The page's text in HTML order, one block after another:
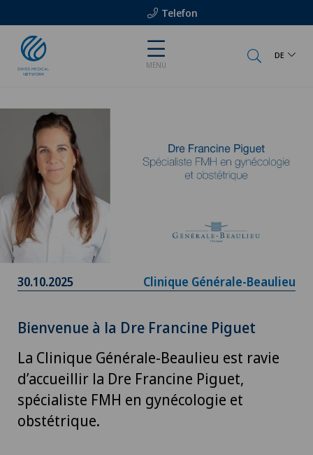
Telefon
MENU
DE
30.10.2025 Clinique Générale-Beaulieu
Bienvenue à la Dre Francine Piguet
La Clinique Générale-Beaulieu est ravie
d’accueillir la Dre Francine Piguet,
spécialiste FMH en gynécologie et
obstétrique.